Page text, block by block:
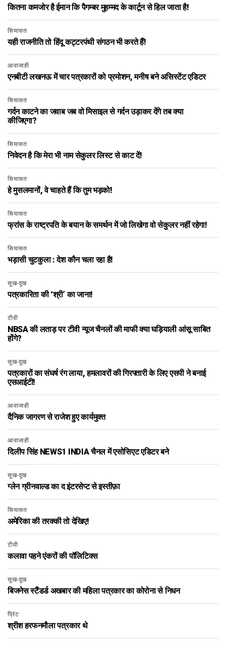
कितना कमजोर है ईमान कि पैगम्बर मुहम्मद के कार्टून से हिल जाता है!
सियासत
यही राजनीति तो हिंदू कट्टरपंथी संगठन भी करते हैं!
आवाजाही
एनबीटी लखनऊ में चार पत्रकारों को प्रमोशन, मनीष बने असिस्‍टेंट एडिटर
सियासत
गर्दन काटने का जवाब जब वो मिसाइल से गर्दन उड़ाकर देंगे तब क्या
कीजिएगा?
सियासत
निवेदन है कि मेरा भी नाम सेकुलर लिस्ट से काट दें!
सियासत
हे मुसलमानों, वे चाहते हैं कि तुम भड़को!
सियासत
फ्रांस के राष्ट्रपति के बयान के समर्थन में जो लिखेगा वो सेकुलर नहीं रहेगा!
सियासत
भड़ासी चुटकुला : देश कौन चला रहा है!
सुख-दुख
पत्रकारिता की ‘श्री’ का जाना!
टीवी
NBSA की लताड़ पर टीवी न्यूज चैनलों की माफी क्या घड़ियाली आंसू साबित
होंगे?
सुख-दुख
पत्रकारों का संघर्ष रंग लाया, हमलावरों की गिरफ्तारी के लिए एसपी ने बनाई
एसआईटी!
आवाजाही
दैनिक जागरण से राजेश हुए कार्यमुक्त
आवाजाही
दिलीप सिंह NEWS1 INDIA चैनल में एसोसिएट एडिटर बने
सुख-दुख
ग्लेन ग्रीनवाल्ड का द इंटरसेप्ट से इस्तीफ़ा
सियासत
अमेरिका की तरक्की तो देखिए!
टीवी
कलावा पहने एंकरों की पॉलिटिक्स
सुख-दुख
बिजनेस स्टैंडर्ड अखबार की महिला पत्रकार का कोरोना से निधन
प्रिंट
श्रीश हरफनमौला पत्रकार थे